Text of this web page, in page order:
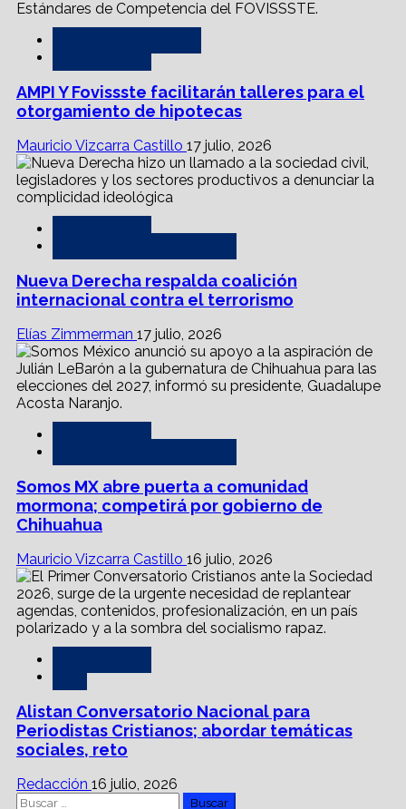
AMPI Y Fovissste facilitarán talleres para el
otorgamiento de hipotecas
Mauricio Vizcarra Castillo 17 julio, 2026
Nueva Derecha respalda coalición
internacional contra el terrorismo
Elías Zimmerman 17 julio, 2026
Somos MX abre puerta a comunidad
mormona; competirá por gobierno de
Chihuahua
Mauricio Vizcarra Castillo 16 julio, 2026
Alistan Conversatorio Nacional para
Periodistas Cristianos; abordar temáticas
sociales, reto
Redacción 16 julio, 2026
Buscar: